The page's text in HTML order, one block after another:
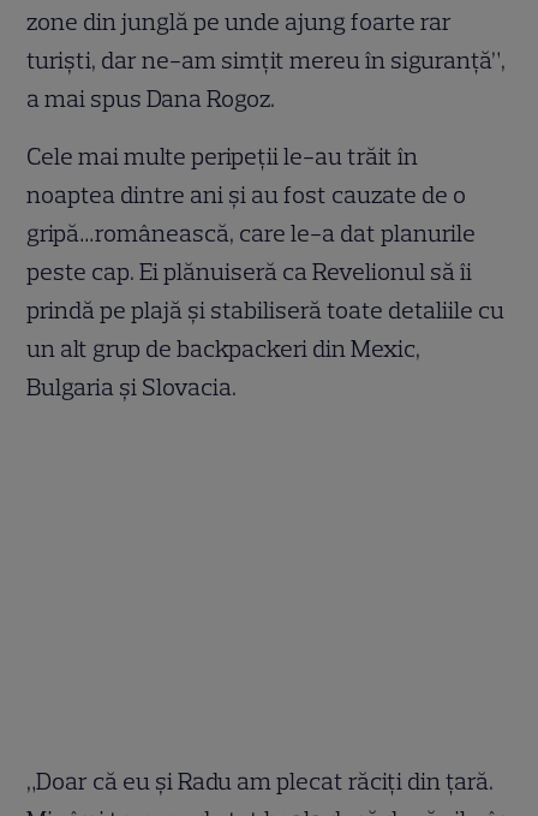
zone din junglă pe unde ajung foarte rar
turişti, dar ne-am simţit mereu în siguranţă”,
a mai spus Dana Rogoz.
Cele mai multe peripeţii le-au trăit în
noaptea dintre ani şi au fost cauzate de o
gripă…românească, care le-a dat planurile
peste cap. Ei plănuiseră ca Revelionul să îi
prindă pe plajă şi stabiliseră toate detaliile cu
un alt grup de backpackeri din Mexic,
Bulgaria şi Slovacia.
„Doar că eu şi Radu am plecat răciţi din ţară.